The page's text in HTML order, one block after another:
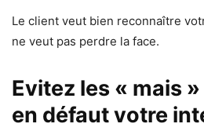
Le client veut bien reconnaître
ne veut pas perdre la face.
Evitez les « mais
en défaut votre